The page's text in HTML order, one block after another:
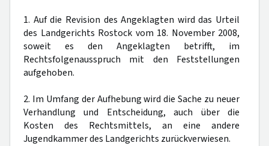
1. Auf die Revision des Angeklagten wird das Urteil
des Landgerichts Rostock vom 18. November 2008,
soweit es den Angeklagten betrifft, im
Rechtsfolgenausspruch mit den Feststellungen
aufgehoben.
2. Im Umfang der Aufhebung wird die Sache zu neuer
Verhandlung und Entscheidung, auch über die
Kosten des Rechtsmittels, an eine andere
Jugendkammer des Landgerichts zurückverwiesen.